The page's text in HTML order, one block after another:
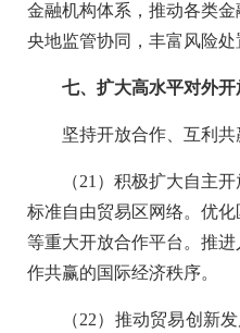
金融机构体系，推动各类
央地监管协同，丰富风险
七、扩大高水平对外
坚持开放合作、互利
（21）积极扩大自主
标准自由贸易区网络。优
等重大开放合作平台。推
作共赢的国际经济秩序。
（22）推动贸易创新